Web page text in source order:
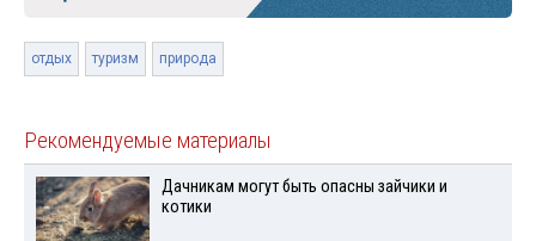
отдых туризм природа
Рекомендуемые материалы
Дачникам могут быть опасны зайчики и
котики